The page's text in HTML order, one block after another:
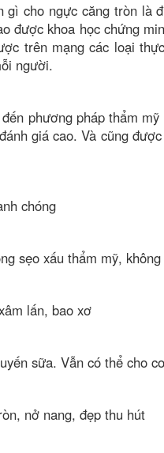
gì cho ngực căng tròn là
được khoa học chứng
trên mạng các loại
người.
phương pháp thẩm
giá cao. Và cũng
chóng
sẹo xấu thẩm mỹ,
lấn, bao xơ
sữa. Vẫn có thể cho
nở nang, đẹp thu hút